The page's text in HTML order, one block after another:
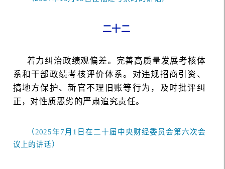
二十二
着力纠治政绩观偏差。完善高质量发展考核体
系和干部政绩考核评价体系。对违规招商引资、
搞地方保护、新官不理旧账等行为，及时批评纠
正，对性质恶劣的严肃追究责任。
（2025年7月1日在二十届中央财经委员会第六次会
议上的讲话）